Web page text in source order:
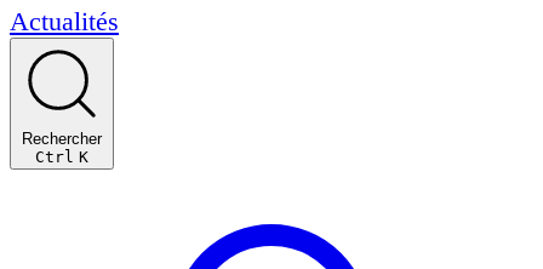
Actualités
Rechercher
Ctrl K